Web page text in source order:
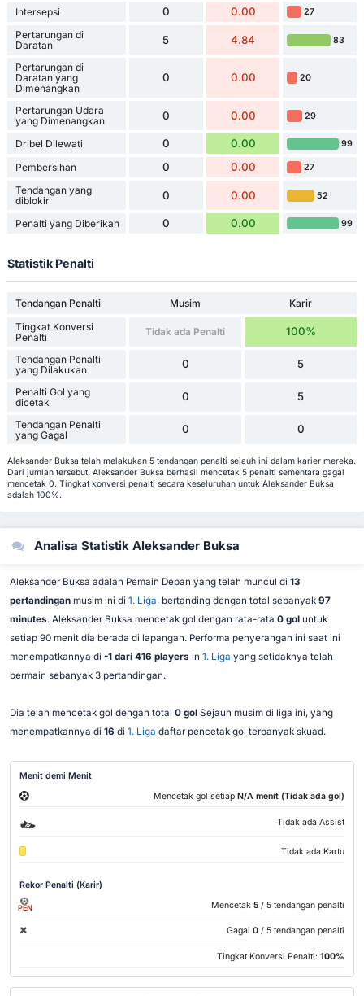
Intersepsi 0 0.00 27
Pertarungan di
Daratan
5 4.84 83
Pertarungan di
Daratan yang
Dimenangkan
0 0.00 20
Pertarungan Udara
yang Dimenangkan
0 0.00 29
Dribel Dilewati 0 0.00 99
Pembersihan 0 0.00 27
Tendangan yang
diblokir
0 0.00 52
Penalti yang Diberikan 0 0.00 99
Statistik Penalti
Tendangan Penalti Musim
Karir
Tingkat Konversi
Penalti
Tidak ada Penalti 100%
Tendangan Penalti
yang Dilakukan
0 5
Penalti Gol yang
dicetak
0 5
Tendangan Penalti
yang Gagal
0 0
Aleksander Buksa telah melakukan 5 tendangan penalti sejauh ini dalam karier mereka.
Dari jumlah tersebut, Aleksander Buksa berhasil mencetak 5 penalti sementara gagal
mencetak 0. Tingkat konversi penalti secara keseluruhan untuk Aleksander Buksa
adalah 100%.
Analisa Statistik Aleksander Buksa
Aleksander Buksa adalah Pemain Depan yang telah muncul di 13
pertandinganmusim ini di 1. Liga, bertanding dengan total sebanyak 97
minutes. Aleksander Buksa mencetak gol dengan rata-rata 0 goluntuk
setiap 90 menit dia berada di lapangan. Performa penyerangan ini saat ini
menempatkannya di -1 dari 416 players in 1. Liga yang setidaknya telah
bermain sebanyak 3 pertandingan.
Dia telah mencetak gol dengan total 0 golSejauh musim di liga ini, yang
menempatkannya di 16 di 1. Liga daftar pencetak gol terbanyak skuad.
Menit demi Menit
Mencetak gol setiap N/A menit (Tidak ada gol)
Tidak ada Assist
Tidak ada Kartu
Rekor Penalti (Karir)
PEN Mencetak 5 / 5 tendangan penalti
Gagal 0 / 5 tendangan penalti
Tingkat Konversi Penalti: 100%